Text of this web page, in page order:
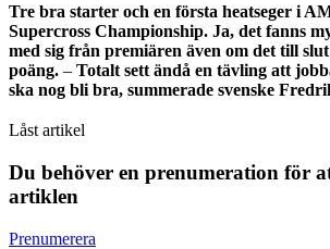
Tre bra starter och en första heatseger i
Supercross Championship. Ja, det fanns
med sig från premiären även om det till
poäng. – Totalt sett ändå en tävling att
ska nog bli bra, summerade svenske
Låst artikel
Du behöver en prenumeration för
artiklen
Prenumerera